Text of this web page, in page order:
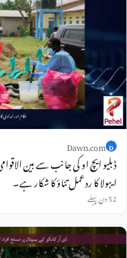
D
Dawn.com
ڈبلیو ایچ او کی جانب سے بین
ایبولا کا ردعمل تناؤ کا شکار ہے۔
52 دن پہلے